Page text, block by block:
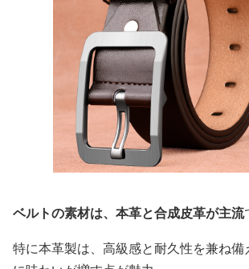
ベルトの素材は、本革と合成皮革が主流
特に本革製は、高級感と耐久性を兼ね